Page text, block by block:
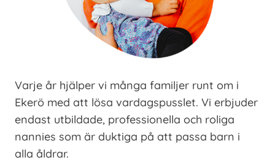
Varje år hjälper vi många familjer runt om i
Ekerö med att lösa vardagspusslet. Vi erbjuder
endast utbildade, professionella och roliga
nannies som är duktiga på att passa barn i
alla åldrar.